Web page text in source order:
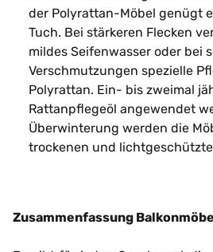
der Polyrattan-Möbel genügt
Tuch. Bei stärkeren Flecken
mildes Seifenwasser oder bei
Verschmutzungen spezielle
Polyrattan. Ein- bis zweimal
Rattanpflegeöl angewendet
Überwinterung werden die
trockenen und
Zusammenfassung